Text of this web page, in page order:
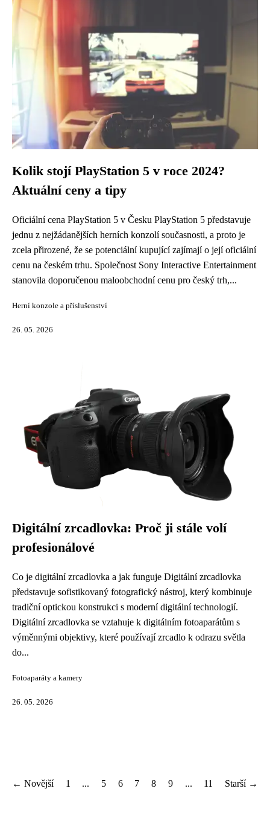
Kolik stojí PlayStation 5 v roce 2024?
Aktuální ceny a tipy
Oficiální cena PlayStation 5 v Česku PlayStation 5 představuje
jednu z nejžádanějších herních konzolí současnosti, a proto je
zcela přirozené, že se potenciální kupující zajímají o její oficiální
cenu na českém trhu. Společnost Sony Interactive Entertainment
stanovila doporučenou maloobchodní cenu pro český trh,...
Herní konzole a příslušenství
26. 05. 2026
Digitální zrcadlovka: Proč ji stále volí
profesionálové
Co je digitální zrcadlovka a jak funguje Digitální zrcadlovka
představuje sofistikovaný fotografický nástroj, který kombinuje
tradiční optickou konstrukci s moderní digitální technologií.
Digitální zrcadlovka se vztahuje k digitálním fotoaparátům s
výměnnými objektivy, které používají zrcadlo k odrazu světla
do...
Fotoaparáty a kamery
26. 05. 2026
← Novější 1 ... 5 6 7 8 9 ... 11 Starší →